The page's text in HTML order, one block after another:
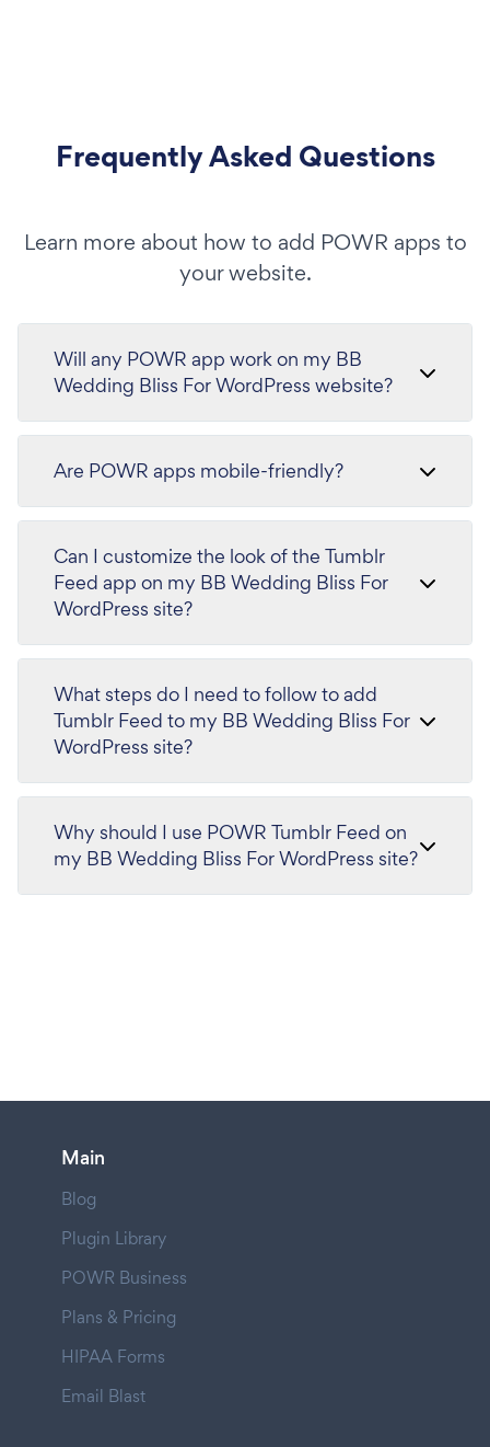
Frequently Asked Questions
Learn more about how to add POWR apps to
your website.
Will any POWR app work on my BB
Wedding Bliss For WordPress website?
Are POWR apps mobile-friendly?
Can I customize the look of the Tumblr
Feed app on my BB Wedding Bliss For
WordPress site?
What steps do I need to follow to add
Tumblr Feed to my BB Wedding Bliss For
WordPress site?
Why should I use POWR Tumblr Feed on
my BB Wedding Bliss For WordPress site?
Main
Blog
Plugin Library
POWR Business
Plans & Pricing
HIPAA Forms
Email Blast